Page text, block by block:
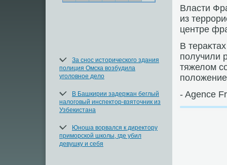
За снос исторического здания
полиция Омска возбудила
уголовное дело
В Башкирии задержан беглый
налоговый инспектор-взяточник из
Узбекистана
Юноша ворвался к директору
приморской школы, где убил
девушку и себя
Власти
из
центре
В
получили
тяжелοм
- Agence